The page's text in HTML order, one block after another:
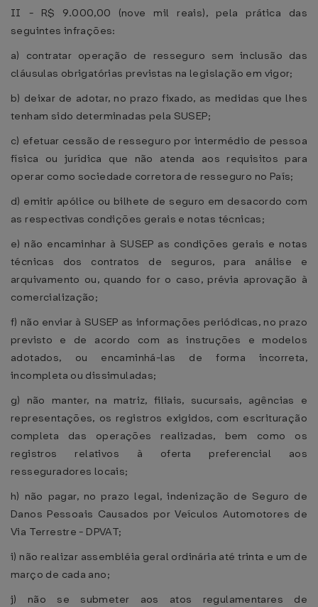
II - R$ 9.000,00 (nove mil reais), pela prática das
seguintes infrações:
a) contratar operação de resseguro sem inclusão das
cláusulas obrigatórias previstas na legislação em vigor;
b) deixar de adotar, no prazo fixado, as medidas que lhes
tenham sido determinadas pela SUSEP;
c) efetuar cessão de resseguro por intermédio de pessoa
física ou jurídica que não atenda aos requisitos para
operar como sociedade corretora de resseguro no País;
d) emitir apólice ou bilhete de seguro em desacordo com
as respectivas condições gerais e notas técnicas;
e) não encaminhar à SUSEP as condições gerais e notas
técnicas dos contratos de seguros, para análise e
arquivamento ou, quando for o caso, prévia aprovação à
comercialização;
f) não enviar à SUSEP as informações periódicas, no prazo
previsto e de acordo com as instruções e modelos
adotados, ou encaminhá-las de forma incorreta,
incompleta ou dissimuladas;
g) não manter, na matriz, filiais, sucursais, agências e
representações, os registros exigidos, com escrituração
completa das operações realizadas, bem como os
registros relativos à oferta preferencial aos
resseguradores locais;
h) não pagar, no prazo legal, indenização de Seguro de
Danos Pessoais Causados por Veículos Automotores de
Via Terrestre - DPVAT;
i) não realizar assembléia geral ordinária até trinta e um de
março de cada ano;
j) não se submeter aos atos regulamentares de